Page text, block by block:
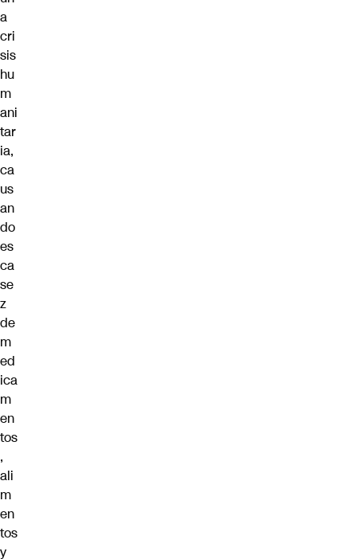
a
cri
sis
hu
m
ani
tar
ia,
ca
us
an
do
es
ca
se
z
de
m
ed
ica
m
en
tos
,
ali
m
en
tos
y